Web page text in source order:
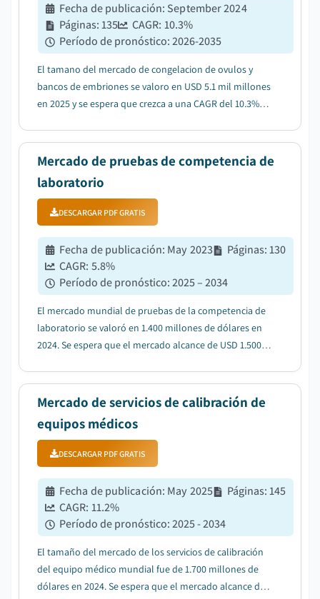
Fecha de publicación: September 2024
Páginas:135 CAGR: 10.3%
Período de pronóstico:2026-2035
El tamano del mercado de congelacion de ovulos y
bancos de embriones se valoro en USD 5.1 mil millones
en 2025 y se espera que crezca a una CAGR del 10.3%
Mercado de pruebas de competencia de
laboratorio
DESCARGAR PDF GRATIS
Fecha de publicación: May 2023 Páginas:130
CAGR: 5.8%
Período de pronóstico:2025 – 2034
El mercado mundial de pruebas de la competencia de
laboratorio se valoró en 1.400 millones de dólares en
2024. Se espera que el mercado alcance de USD 1.500
previsto....
Mercado de servicios de calibración de
equipos médicos
DESCARGAR PDF GRATIS
Fecha de publicación: May 2025 Páginas:145
CAGR: 11.2%
Período de pronóstico:2025 - 2034
El tamaño del mercado de los servicios de calibración
del equipo médico mundial fue de 1.700 millones de
dólares en 2024. Se espera que el mercado alcance de